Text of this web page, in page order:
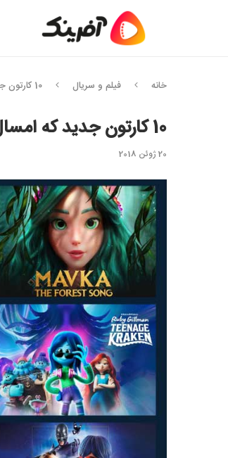
خانه فیلم و سریال 10 کارتون جدید که امسال باید تماشا کنیم [آپدیت 2025]
10 کارتون جدید که امسال باید تماشا کنیم [آپدیت 2025]
20 ژوئن 2018